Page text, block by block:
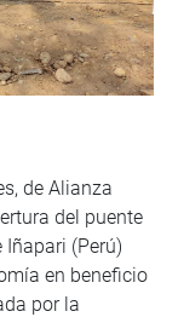
de Alianza
del puente
(Perú)
en beneficio
por la